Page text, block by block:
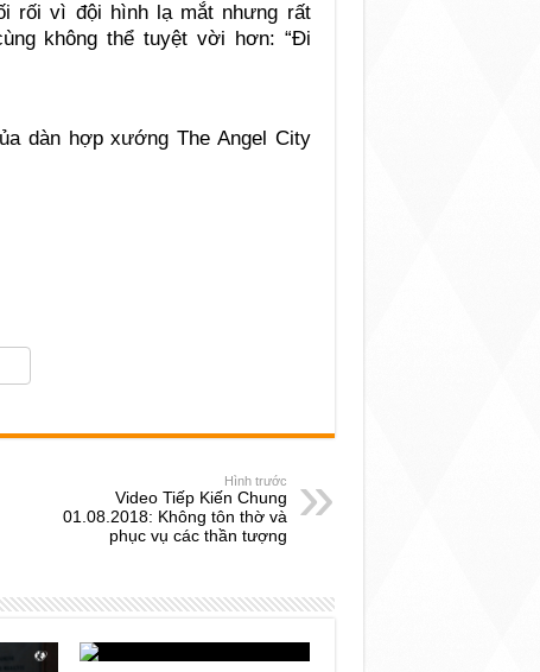
rối vì đội hình lạ mắt nhưng rất
không thể tuyệt vời hơn: “Đi
dàn hợp xướng The Angel City
Hình trước
Video Tiếp Kiến Chung
01.08.2018: Không tôn thờ và
phục vụ các thần tượng